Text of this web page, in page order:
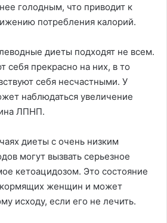
голодным, что приводит к
потребления калорий.
диеты подходят не всем.
себя прекрасно на них, в то
себя несчастными. У
наблюдаться увеличение
ЛПНП.
диеты с очень низким
могут вызвать серьезное
кетоацидозом. Это состояние
кормящих женщин и может
исходу, если его не лечить.